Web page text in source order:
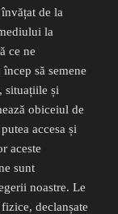
de la
la
ce ne
să semene
situațiile și
obiceiul de
accesa și
aceste
sunt
noastre. Le
declanșate